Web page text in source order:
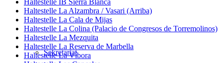
Sekretariat
Haltestelle La Alzambra / Vasari (Arriba)
Haltestelle La Cala de Mijas
Haltestelle La Colina (Palacio de Congresos de Torremolinos)
Haltestelle La Mezquita
Haltestelle La Reserva de Marbella
Haltestelle La Víbora